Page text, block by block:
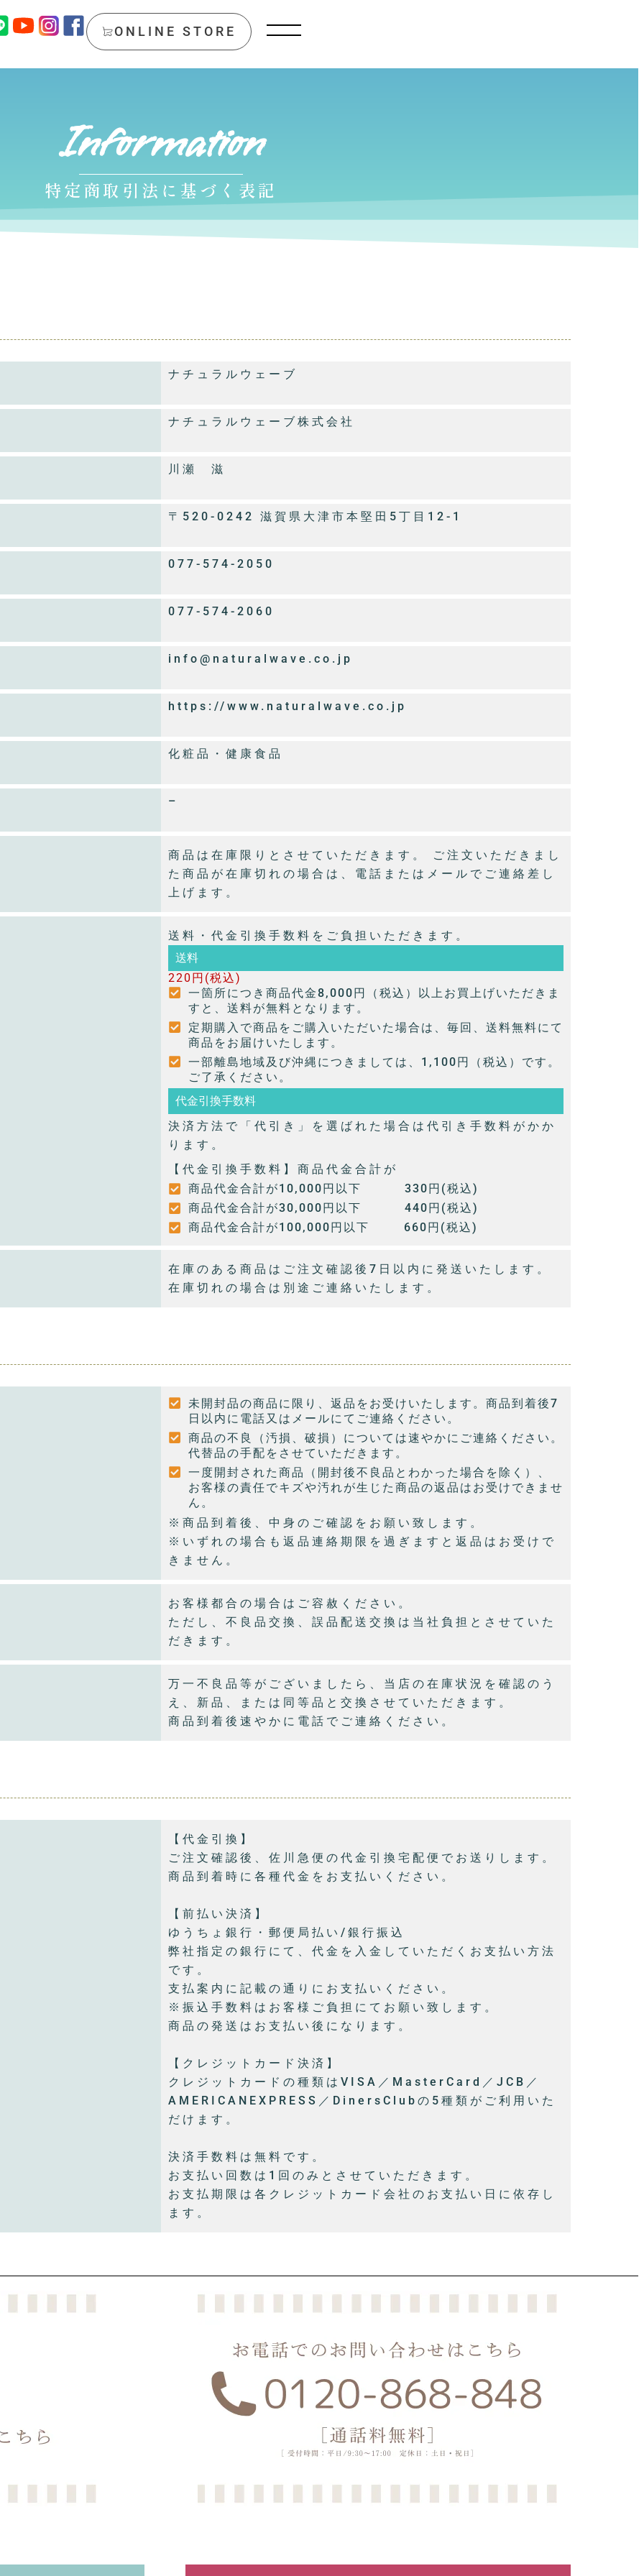
ONLINE STORE
Information
特定商取引法に基づく表記
ナチュラルウェーブ
ナチュラルウェーブ株式会社
川瀬 滋
〒520-0242 滋賀県大津市本堅田5丁目12-1
077-574-2050
077-574-2060
info@naturalwave.co.jp
https://www.naturalwave.co.jp
化粧品・健康食品
–
商品は在庫限りとさせていただきます。 ご注文いただきまし
た商品が在庫切れの場合は、電話またはメールでご連絡差し
上げます。
送料・代金引換手数料をご負担いただきます。
送料
220円(税込)
一箇所につき商品代金8,000円（税込）以上お買上げいただきま
すと、送料が無料となります。
定期購入で商品をご購入いただいた場合は、毎回、送料無料にて
商品をお届けいたします。
一部離島地域及び沖縄につきましては、1,100円（税込）です。
ご了承ください。
代金引換手数料
決済方法で「代引き」を選ばれた場合は代引き手数料がかか
ります。
【代金引換手数料】商品代金合計が
商品代金合計が10,000円以下 330円(税込)
商品代金合計が30,000円以下 440円(税込)
商品代金合計が100,000円以下 660円(税込)
在庫のある商品はご注文確認後7日以内に発送いたします。
在庫切れの場合は別途ご連絡いたします。
未開封品の商品に限り、返品をお受けいたします。商品到着後7
日以内に電話又はメールにてご連絡ください。
商品の不良（汚損、破損）については速やかにご連絡ください。
代替品の手配をさせていただきます。
一度開封された商品（開封後不良品とわかった場合を除く）、
お客様の責任でキズや汚れが生じた商品の返品はお受けできませ
ん。
※商品到着後、中身のご確認をお願い致します。
※いずれの場合も返品連絡期限を過ぎますと返品はお受けで
きません。
お客様都合の場合はご容赦ください。
ただし、不良品交換、誤品配送交換は当社負担とさせていた
だきます。
万一不良品等がございましたら、当店の在庫状況を確認のう
え、新品、または同等品と交換させていただきます。
商品到着後速やかに電話でご連絡ください。
【代金引換】
ご注文確認後、佐川急便の代金引換宅配便でお送りします。
商品到着時に各種代金をお支払いください。
【前払い決済】
ゆうちょ銀行・郵便局払い/銀行振込
弊社指定の銀行にて、代金を入金していただくお支払い方法
です。
支払案内に記載の通りにお支払いください。
※振込手数料はお客様ご負担にてお願い致します。
商品の発送はお支払い後になります。
【クレジットカード決済】
クレジットカードの種類はVISA／MasterCard／JCB／
AMERICANEXPRESS／DinersClubの5種類がご利用いた
だけます。
決済手数料は無料です。
お支払い回数は1回のみとさせていただきます。
お支払期限は各クレジットカード会社のお支払い日に依存し
ます。